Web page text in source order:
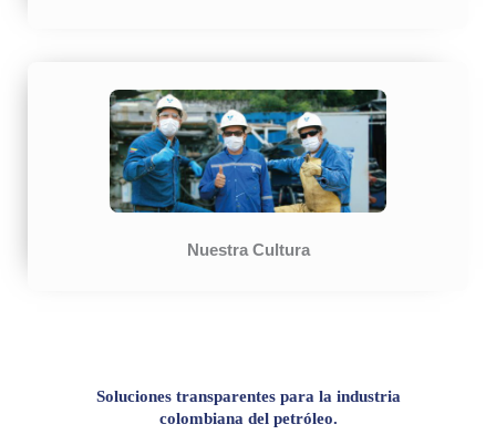
Nuestra Cultura
Soluciones transparentes para la industria
colombiana del petróleo.